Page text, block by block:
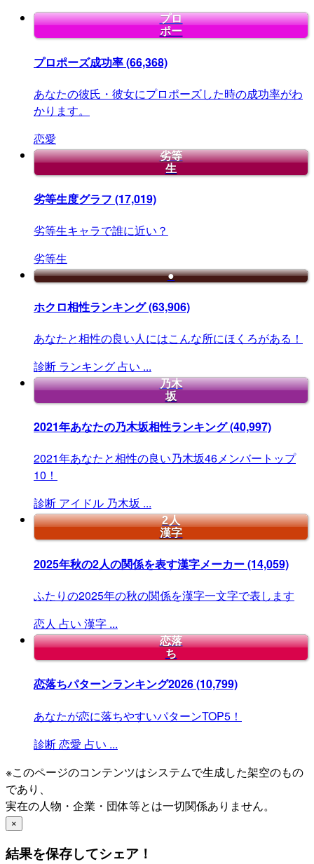
プロ
ポー
プロポーズ成功率(66,368)
あなたの彼氏・彼女にプロポーズした時の成功率がわ
かります。
恋愛
劣等
生
劣等生度グラフ (17,019)
劣等生キャラで誰に近い？
劣等生
●
ホクロ相性ランキング(63,906)
あなたと相性の良い人にはこんな所にほくろがある！
診断 ランキング 占い ...
乃木
坂
2021年あなたの乃木坂相性ランキング(40,997)
2021年あなたと相性の良い乃木坂46メンバートップ
10！
診断 アイドル 乃木坂 ...
2人
漢字
2025年秋の2人の関係を表す漢字メーカー(14,059)
ふたりの2025年の秋の関係を漢字一文字で表します
恋人 占い 漢字 ...
恋落
ち
恋落ちパターンランキング2026(10,799)
あなたが恋に落ちやすいパターンTOP5！
診断恋愛 占い ...
※このページのコンテンツはシステムで生成した架空のもの
であり、
実在の人物・企業・団体等とは一切関係ありません。
×
結果を保存してシェア！